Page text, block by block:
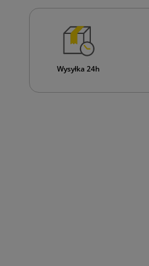
Wysyłka 24h